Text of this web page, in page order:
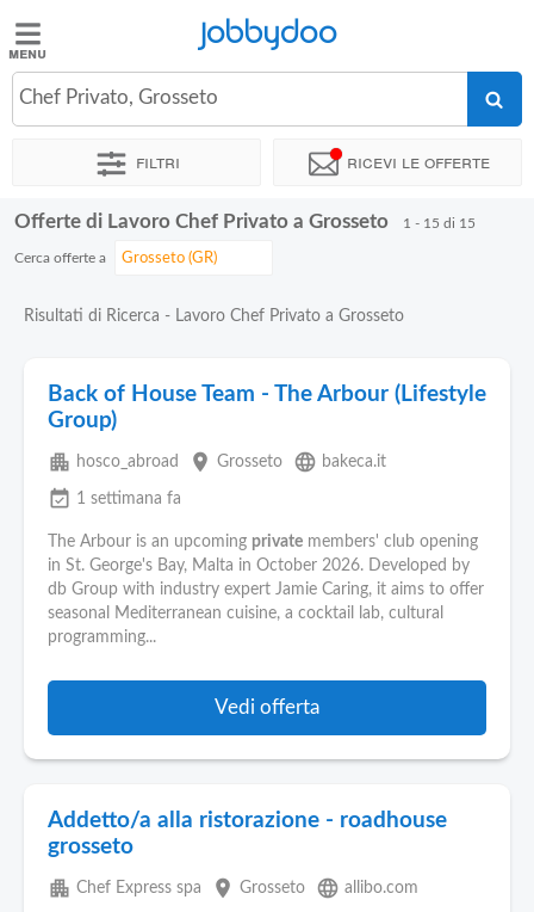
Jobbydoo
Offerte
Stipendi
Elenco
Blog
Pubblica
Offerte
Area
Jobbydoo
Chef Privato, Grosseto
Filtri Ricevi le offerte
Offerte di Lavoro Chef Privato a Grosseto 1 - 15 di 15
Cerca offerte a
Risultati di Ricerca - Lavoro Chef Privato a Grosseto
Back of House Team - The Arbour (Lifestyle
Group)
apartment hosco_abroad place Grosseto language bakeca.it
event_available 1 settimana fa
The Arbour is an upcoming private members' club opening
in St. George's Bay, Malta in October 2026. Developed by
db Group with industry expert Jamie Caring, it aims to offer
seasonal Mediterranean cuisine, a cocktail lab, cultural
programming...
Vedi offerta
Addetto/a alla ristorazione - roadhouse
grosseto
apartment Chef Express spa place Grosseto language allibo.com